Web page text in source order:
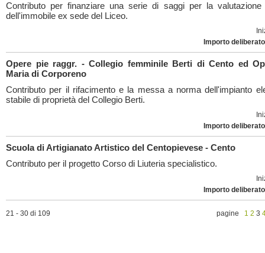
Contributo per finanziare una serie di saggi per la valutazione
dell'immobile ex sede del Liceo.
Importo
Opere pie raggr. - Collegio femminile Berti di Cento ed
Maria di Corporeno
Contributo per il rifacimento e la messa a norma dell'impianto
stabile di proprietà del Collegio Berti.
Importo
Scuola di Artigianato Artistico del Centopievese - Cento
Contributo per il progetto Corso di Liuteria specialistico.
Importo
21 - 30 di 109 pagine 1 2 3